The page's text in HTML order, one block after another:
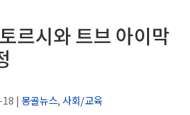
르시와 트브 아이막
|몽골뉴스,사회/교육